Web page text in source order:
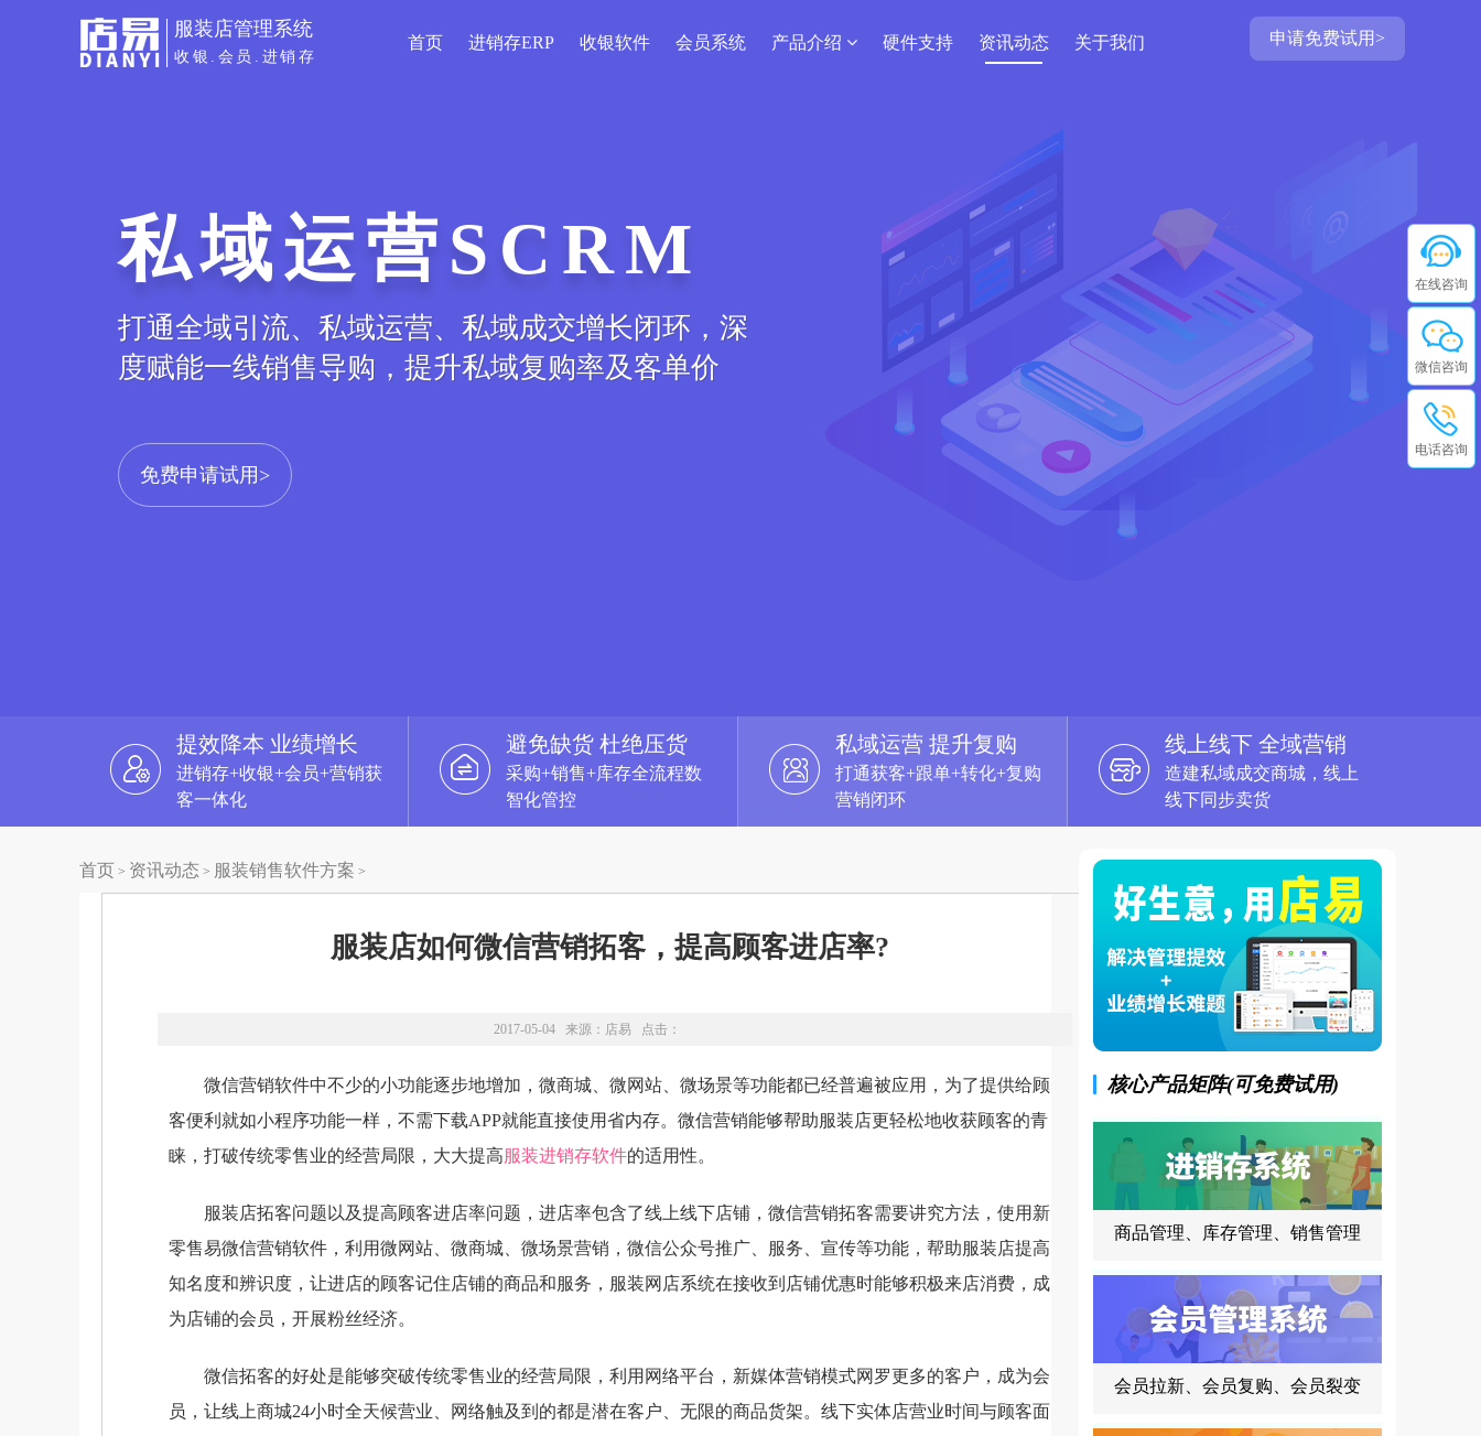
申请免费试用>
服装店管理系统
收银.会员.进销存
首页 进销存ERP 收银软件 会员系统 产品介绍 硬件支持 资讯动态 关于我们
私域运营SCRM
打通全域引流、私域运营、私域成交增长闭环，深
度赋能一线销售导购，提升私域复购率及客单价
免费申请试用>
提效降本 业绩增长
进销存+收银+会员+营销获
客一体化
避免缺货 杜绝压货
采购+销售+库存全流程数
智化管控
私域运营 提升复购
打通获客+跟单+转化+复购
营销闭环
线上线下 全域营销
造建私域成交商城，线上
线下同步卖货
首页 > 资讯动态 > 服装销售软件方案 >
服装店如何微信营销拓客，提高顾客进店率?
2017-05-04 来源： 店易 点击：
微信营销软件中不少的小功能逐步地增加，微商城、微网站、微场景等功能都已经普遍被应用，为了提供给顾
客便利就如小程序功能一样，不需下载APP就能直接使用省内存。微信营销能够帮助服装店更轻松地收获顾客的青
睐，打破传统零售业的经营局限，大大提高服装进销存软件的适用性。
服装店拓客问题以及提高顾客进店率问题，进店率包含了线上线下店铺，微信营销拓客需要讲究方法，使用新
零售易微信营销软件，利用微网站、微商城、微场景营销，微信公众号推广、服务、宣传等功能，帮助服装店提高
知名度和辨识度，让进店的顾客记住店铺的商品和服务，服装网店系统在接收到店铺优惠时能够积极来店消费，成
为店铺的会员，开展粉丝经济。
微信拓客的好处是能够突破传统零售业的经营局限，利用网络平台，新媒体营销模式网罗更多的客户，成为会
员，让线上商城24小时全天候营业、网络触及到的都是潜在客户、无限的商品货架。线下实体店营业时间与顾客面
核心产品矩阵(可免费试用)
商品管理、库存管理、销售管理
会员拉新、会员复购、会员裂变
在线咨询
微信咨询
电话咨询